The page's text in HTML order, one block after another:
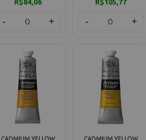
R$84,06
- +
R$105,77
- +